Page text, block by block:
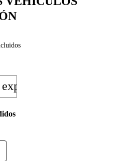
expand_less